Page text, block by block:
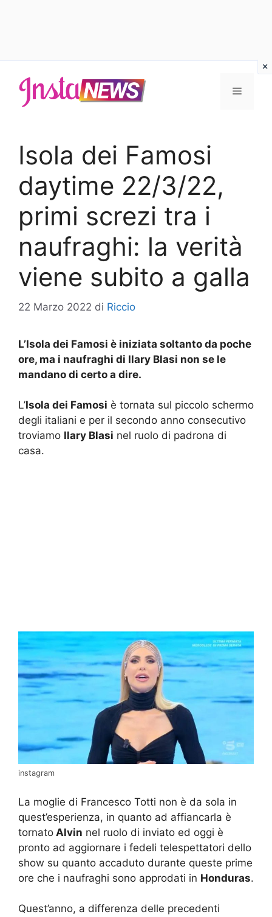
contenuto
Menu
Isola dei Famosi
daytime 22/3/22,
primi screzi tra i
naufraghi: la verità
viene subito a galla
22 Marzo 2022 di Riccio
L’Isola dei Famosi è iniziata soltanto da poche
ore, ma i naufraghi di Ilary Blasi non se le
mandano di certo a dire.
L’Isola dei Famosi è tornata sul piccolo schermo
degli italiani e per il secondo anno consecutivo
troviamo Ilary Blasi nel ruolo di padrona di
casa.
instagram
La moglie di Francesco Totti non è da sola in
quest’esperienza, in quanto ad affiancarla è
tornato Alvin nel ruolo di inviato ed oggi è
pronto ad aggiornare i fedeli telespettatori dello
show su quanto accaduto durante queste prime
ore che i naufraghi sono approdati in Honduras.
Quest’anno, a differenza delle precedenti